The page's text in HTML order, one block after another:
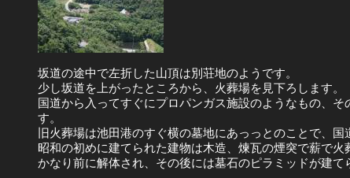
坂道の途中で左折した山頂は別荘地のようです。
少し坂道を上がったところから、火葬場を見下ろします。
国道から入ってすぐにプロパンガス施設のようなもの、
す。
旧火葬場は池田港のすぐ横の墓地にあっっとのことで、国
昭和の初めに建てられた建物は木造、煉瓦の煙突で薪で
かなり前に解体され、その後には墓石のピラミッドが建て